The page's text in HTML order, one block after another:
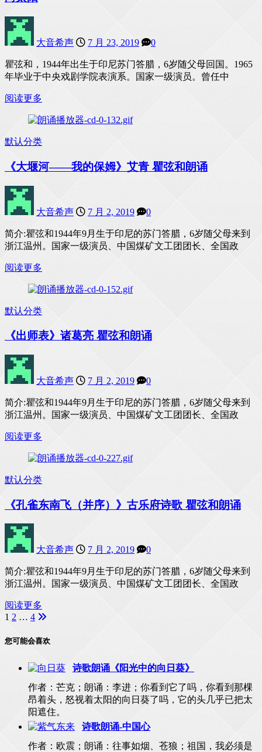
大音希声 7 月 23, 2019 0
瞿弦和，1944年出生于印尼苏门答腊，6岁随父母回国。1965
年毕业于中央戏剧学院表演系。国家一级演员。曾任中
阅读更多
默认分类
《大堰河——我的保姆》艾青 瞿弦和朗诵
大音希声 7 月 2, 2019 0
简介:瞿弦和1944年9月生于印尼的苏门答腊，6岁随父母来到
浙江温州。国家一级演员、中国煤矿文工团团长、全国政
阅读更多
默认分类
《出师表》诸葛亮 瞿弦和朗诵
大音希声 7 月 2, 2019 0
简介:瞿弦和1944年9月生于印尼的苏门答腊，6岁随父母来到
浙江温州。国家一级演员、中国煤矿文工团团长、全国政
阅读更多
默认分类
《孔雀东南飞（并序）》古乐府诗歌 瞿弦和朗诵
大音希声 7 月 2, 2019 0
简介:瞿弦和1944年9月生于印尼的苏门答腊，6岁随父母来到
浙江温州。国家一级演员、中国煤矿文工团团长、全国政
阅读更多
文
章
1 2 … 4
您可能会喜欢
诗歌朗诵《阳光中的向日葵》
作者：芒克；朗诵：李进；你看到它了吗，你看到那棵
昂着头，怒视着太阳的向日葵了吗，它的头几乎已把太
阳遮住。
诗歌朗诵-中国心
作者：欧震；朗诵：往事如烟、苍狼；祖国，我必须是